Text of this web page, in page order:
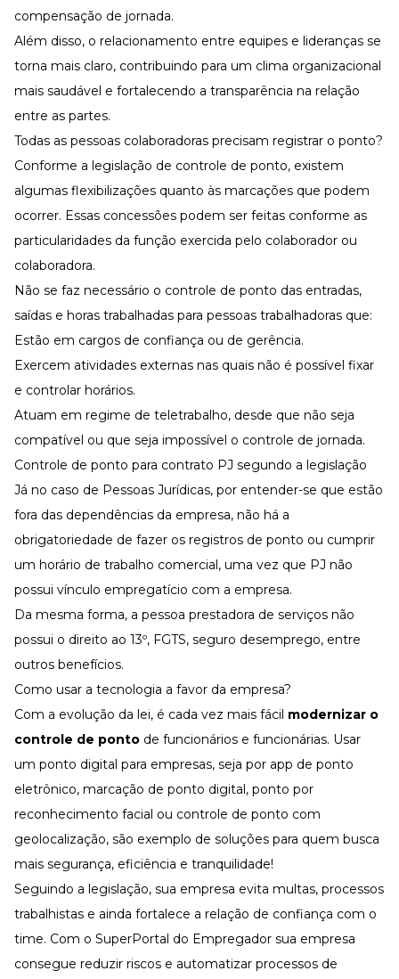
compensação de jornada.
Além disso, o relacionamento entre equipes e lideranças se
torna mais claro, contribuindo para um clima organizacional
mais saudável e fortalecendo a transparência na relação
entre as partes.
Todas as pessoas colaboradoras precisam registrar o ponto?
Conforme a legislação de controle de ponto, existem
algumas flexibilizações quanto às marcações que podem
ocorrer. Essas concessões podem ser feitas conforme as
particularidades da função exercida pelo colaborador ou
colaboradora.
Não se faz necessário o controle de ponto das entradas,
saídas e horas trabalhadas para pessoas trabalhadoras que:
Estão em cargos de confiança ou de gerência.
Exercem atividades externas nas quais não é possível fixar
e controlar horários.
Atuam em regime de teletrabalho, desde que não seja
compatível ou que seja impossível o controle de jornada.
Controle de ponto para contrato PJ segundo a legislação
Já no caso de Pessoas Jurídicas, por entender-se que estão
fora das dependências da empresa, não há a
obrigatoriedade de fazer os registros de ponto ou cumprir
um horário de trabalho comercial, uma vez que PJ não
possui vínculo empregatício com a empresa.
Da mesma forma, a pessoa prestadora de serviços não
possui o direito ao 13º, FGTS, seguro desemprego, entre
outros benefícios.
Como usar a tecnologia a favor da empresa?
Com a evolução da lei, é cada vez mais fácil modernizar o
controle de ponto de funcionários e funcionárias. Usar
um ponto digital para empresas, seja por app de ponto
eletrônico, marcação de ponto digital, ponto por
reconhecimento facial ou controle de ponto com
geolocalização, são exemplo de soluções para quem busca
mais segurança, eficiência e tranquilidade!
Seguindo a legislação, sua empresa evita multas, processos
trabalhistas e ainda fortalece a relação de confiança com o
time. Com o SuperPortal do Empregador sua empresa
consegue reduzir riscos e automatizar processos de